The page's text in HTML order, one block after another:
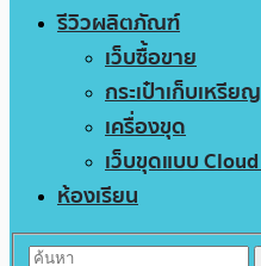
รีวิวผลิตภัณฑ์
เว็บซื้อขาย
กระเป๋าเก็บเหรียญ
เครื่องขุด
เว็บขุดแบบ
ห้องเรียน